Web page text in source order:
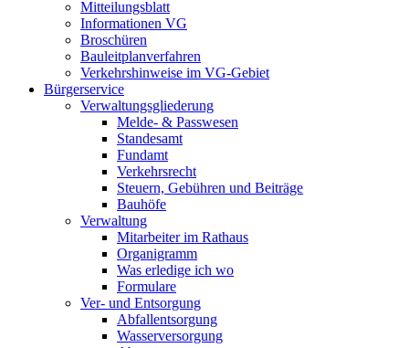
Mitteilungsblatt
Informationen VG
Broschüren
Bauleitplanverfahren
Verkehrshinweise im VG-Gebiet
Bürgerservice
Verwaltungsgliederung
Melde- & Passwesen
Standesamt
Fundamt
Verkehrsrecht
Steuern, Gebühren und Beiträge
Bauhöfe
Verwaltung
Mitarbeiter im Rathaus
Organigramm
Was erledige ich wo
Formulare
Ver- und Entsorgung
Abfallentsorgung
Wasserversorgung